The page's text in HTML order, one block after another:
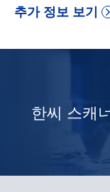
추가 정보 보기
한씨 스캐